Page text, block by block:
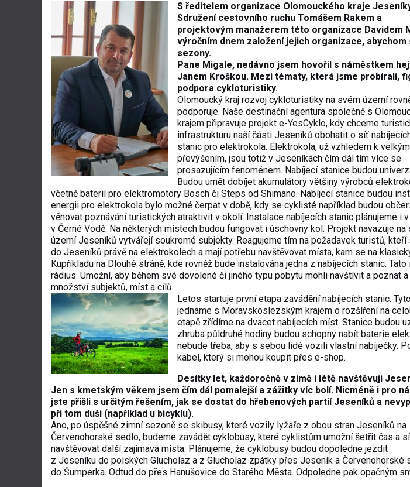
S ředitelem organizace Olomouckého kraje
Sdružení cestovního ruchu Tomášem Rakem a
projektovým manažerem této organizace Davidem
výročním dnem založení jejich organizace,
sezony.
Pane Migale, nedávno jsem hovořil s náměstkem
Janem Kroškou. Mezi tématy, která jsme probírali,
podpora cykloturistiky.
Olomoucký kraj rozvoj cykloturistiky na svém území
podporuje. Naše destinační agentura společně s
krajem připravuje projekt e-YesCyklo, kdy chceme
infrastrukturu naší části Jeseníků obohatit o síť
stanic pro elektrokola. Elektrokola, už vzhledem k velkým
převýšením, jsou totiž v Jeseníkách čím dál tím více se
prosazujícím fenoménem. Nabíjecí stanice budou
Budou umět dobíjet akumulátory většiny výrobců
včetně baterií pro elektromotory Bosch či Steps od Shimano. Nabíjecí stanice budou
energii pro elektrokola bylo možné čerpat v době, kdy se cyklisté například budou
věnovat poznávání turis­tických atraktivit v okolí. Instalace nabíjecích stanic plánujeme i
v Černé Vodě. Na některých místech budou fungovat i úschovny kol. Projekt navazuje
území Jeseníků vytvářejí soukromé subjekty. Reagujeme tím na požadavek turistů,
do Jeseníků právě na elektrokolech a mají potřebu navštěvovat místa, kam se na
Kupříkladu na Dlouhé stráně, kde rovněž bude instalována jedna z nabíjecích stanic.
rádius. Umožní, aby během své dovolené či jiného typu pobytu mohli navštívit a poznat
množství subjektů, míst a cílů.
Letos startuje první etapa zavádění nabíjecích stanic.
jednáme s Moravskoslezským krajem o rozšíření na
etapě zřídíme na dvacet nabíjecích míst. Stanice budou
zhruba půldruhé hodiny budou schopny nabít baterie
nebude třeba, aby s sebou lidé vozili vlastní nabíječky.
kabel, který si mohou koupit přes e-shop.
Desítky let, každoročně v zimě i létě navštěvuji
Jen s kmetským věkem jsem čím dál pomalejší a zážitky víc bolí. Nicméně i pro
jste přišli s určitým řešením, jak se dostat do hřebenových partií Jeseníků a
při tom duši (například u bicyklu).
Ano, po úspěšné zimní sezoně se skibusy, které vozily lyžaře z obou stran Jeseníků na
Červenohorské sedlo, budeme zavádět cyklobusy, které cyklistům umožní šetřit čas a
navštěvovat další zajímavá místa. Plánujeme, že cyklobusy budou dopoledne jezdit
z Jeseníku do polských Glucholaz a z Glucholaz zpátky přes Jeseník a Červenohorské
do Šumperka. Odtud do přes Hanušovice do Starého Města. Odpoledne pak opačným